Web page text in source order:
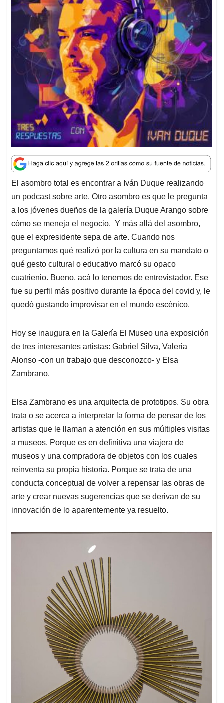
p
k
El asombro total es encontrar a Iván Duque realizando
un podcast sobre arte. Otro asombro es que le pregunta
a los jóvenes dueños de la galería Duque Arango sobre
cómo se meneja el negocio. Y más allá del asombro,
que el expresidente sepa de arte. Cuando nos
preguntamos qué realizó por la cultura en su mandato o
qué gesto cultural o educativo marcó su opaco
cuatrienio. Bueno, acá lo tenemos de entrevistador. Ese
fue su perfil más positivo durante la época del covid y, le
quedó gustando improvisar en el mundo escénico.
Hoy se inaugura en la Galería El Museo una exposición
de tres interesantes artistas: Gabriel Silva, Valeria
Alonso -con un trabajo que desconozco- y Elsa
Zambrano.
Elsa Zambrano es una arquitecta de prototipos. Su obra
trata o se acerca a interpretar la forma de pensar de los
artistas que le llaman a atención en sus múltiples visitas
a museos. Porque es en definitiva una viajera de
museos y una compradora de objetos con los cuales
reinventa su propia historia. Porque se trata de una
conducta conceptual de volver a repensar las obras de
arte y crear nuevas sugerencias que se derivan de su
innovación de lo aparentemente ya resuelto.